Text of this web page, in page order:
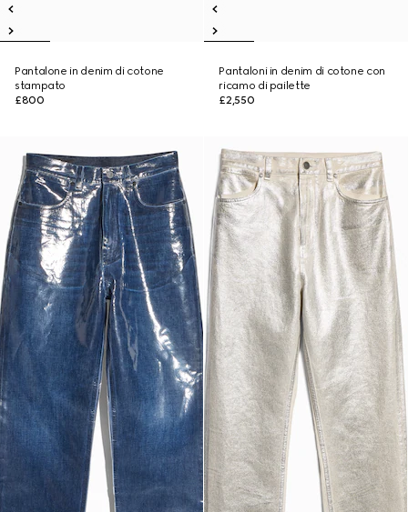
Pantalone in denim di cotone
stampato
£800
Pantaloni in denim di cotone con
ricamo di pailette
£2,550